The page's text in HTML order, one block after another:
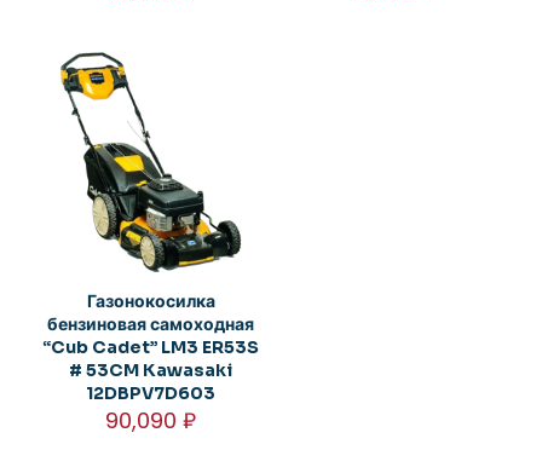
Газонокосилка
бензиновая самоходная
“Cub Cadet” LM3 ER53S
# 53CM Kawasaki
12DBPV7D603
90,090₽